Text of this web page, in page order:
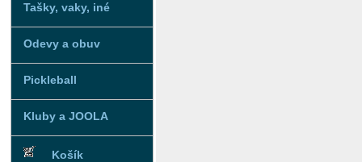
Tašky, vaky, iné
Odevy a obuv
Pickleball
Kluby a JOOLA
Košík